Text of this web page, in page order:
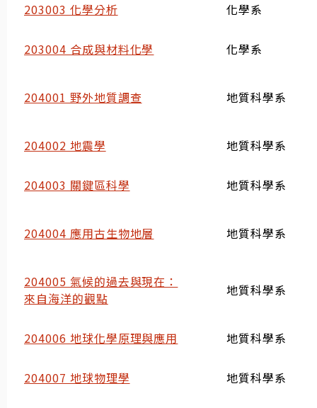
203003 化學分析 化學系
203004 合成與材料化學 化學系
204001 野外地質調查 地質科學系
204002 地震學 地質科學系
204003 關鍵區科學 地質科學系
204004 應用古生物地層 地質科學系
204005 氣候的過去與現在：
來自海洋的觀點
地質科學系
204006 地球化學原理與應用 地質科學系
204007 地球物理學 地質科學系